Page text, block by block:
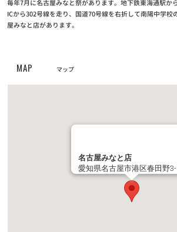
2024/04/25 お知らせ
クーリク公式！定期フードアプリでより便利に！より
全国の幼稚園・小学校・中学校に集金連絡袋約137万
お知らせ
PROPACペットフード廃盤のご案内
毎年7月に名古屋みなと祭があります。地下鉄東海通駅か
ICから302号線を走り、国道70号線を右折して南陽中学校
屋みなと店があります。
MAP マップ
名古屋みなと店
愛知県名古屋市港区春田野